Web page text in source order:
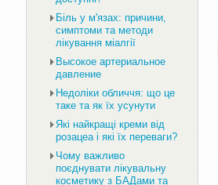
Біль у м'язах: причини,
симптоми та методи
лікування міалгії
Высокое артериальное
давление
Недоліки обличчя: що це
таке та як їх усунути
Які найкращі креми від
розацеа і які їх переваги?
Чому важливо
поєднувати лікувальну
косметику з БАДами та